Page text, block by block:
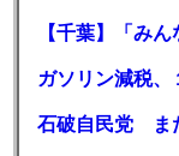
石破自民党 ま